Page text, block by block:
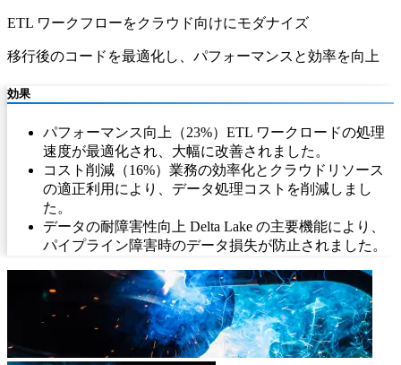
ETL ワークフローをクラウド向けにモダナイズ
移行後のコードを最適化し、パフォーマンスと効率を向上
効果
パフォーマンス向上（23%）ETL ワークロードの処理
速度が最適化され、大幅に改善されました。
コスト削減（16%）業務の効率化とクラウドリソース
の適正利用により、データ処理コストを削減しまし
た。
データの耐障害性向上 Delta Lake の主要機能により、
パイプライン障害時のデータ損失が防止されました。